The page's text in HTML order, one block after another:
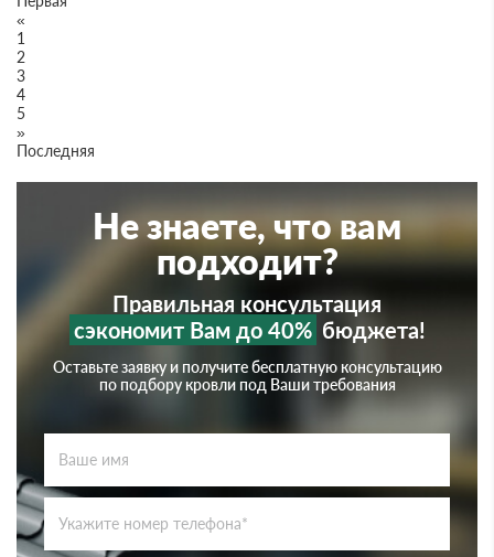
«
1
2
3
4
5
»
Последняя
Не знаете, что вам
подходит?
Правильная консультация
сэкономит Вам до 40% бюджета!
Оставьте заявку и получите бесплатную консультацию
по подбору кровли под Ваши требования